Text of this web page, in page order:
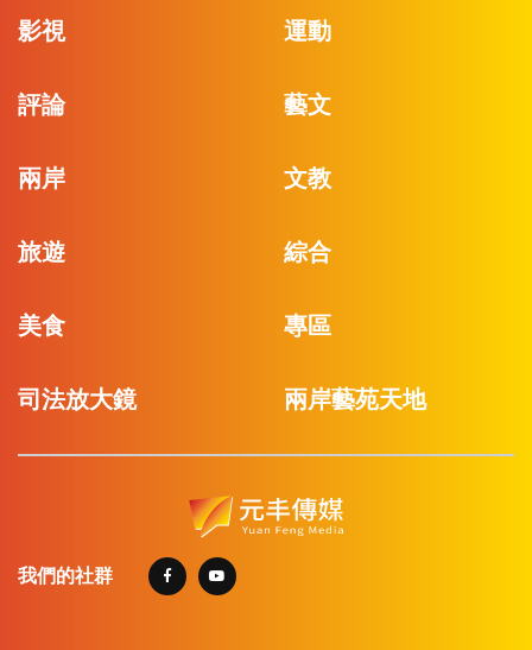
影視 運動
評論 藝文
兩岸 文教
旅遊 綜合
美食 專區
司法放大鏡 兩岸藝苑天地
我們的社群